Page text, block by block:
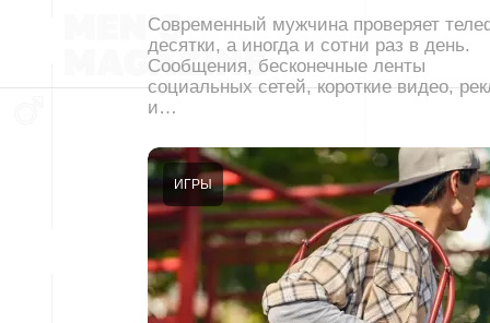
Современный мужчина проверяет
десятки, а иногда и сотни раз в день.
Сообщения, бесконечные ленты
социальных сетей, короткие видео,
и…
ИГРЫ